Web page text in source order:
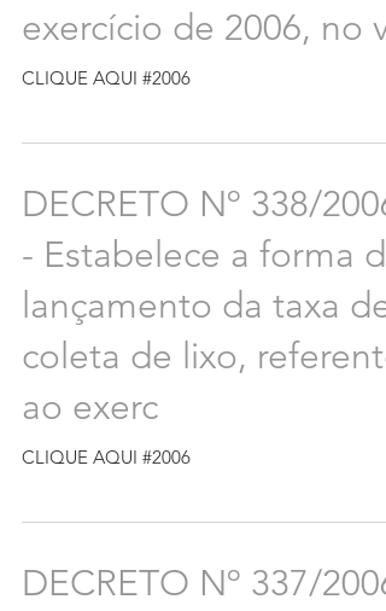
exercício de 2006, no v
CLIQUE AQUI #2006
DECRETO Nº 338/2006
- Estabelece a forma de
lançamento da taxa de
coleta de lixo, referente
ao exerc
CLIQUE AQUI #2006
DECRETO Nº 337/2006